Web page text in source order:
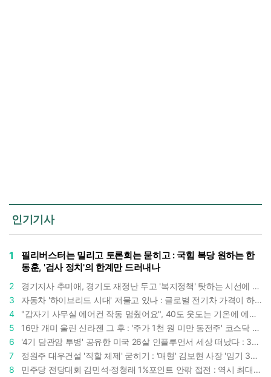
인기기사
1
필리버스터는 밀리고 토론회는 묻히고 : 국힘 복당 원하는 한
동훈, '검사 정치'의 한계만 드러내나
2
경기지사 추미애, 경기도 재정난 두고 '복지정책' 탓하는 시선에 정면 반박 : "고령자와 아이 인구 급증"
3
자동차 '하이브리드 시대' 저물고 있나 : 글로벌 전기차 가격이 하이브리드 차보다 낮아졌다
4
"갑자기 사무실 에어컨 작동 멈췄어요", 40도 웃도는 기온에 에어컨도 숨이 찬다
5
16만 개미 울린 신라젠 그 후 : '주가 1천 원 미만 동전주' 코스닥 38곳 코스피 10곳, 총 48곳 이르렀다
6
'4기 담관암 투병' 공유한 미국 26살 인플루언서 세상 떠났다 : 3년간 보여준 희망과 용기
7
정원주 대우건설 '직할 체제' 굳히기 : '매형' 김보현 사장 '임기 3년' 받고 4개월 만에 물러났다
8
민주당 전당대회 김민석·정청래 1%포인트 안팎 접전 : 역시 최대 승부처는 호남과 수도권